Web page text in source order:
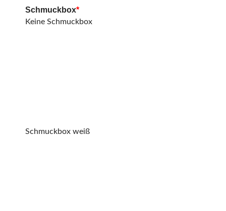
*
Schmuckbox
Keine Schmuckbox
Schmuckbox weiß